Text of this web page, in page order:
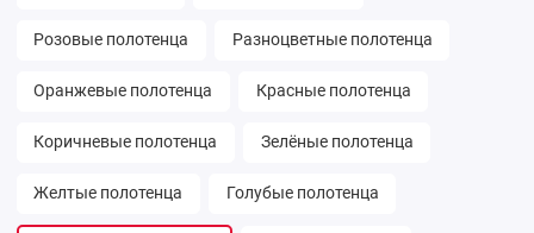
Розовые полотенца Разноцветные полотенца
Оранжевые полотенца Красные полотенца
Коричневые полотенца Зелёные полотенца
Желтые полотенца Голубые полотенца